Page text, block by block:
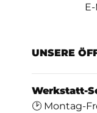
UNSERE
Werkstatt-
🕑 Montag-